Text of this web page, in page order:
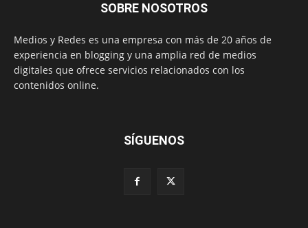
SOBRE NOSOTROS
Medios y Redes es una empresa con más de 20 años de
experiencia en blogging y una amplia red de medios
digitales que ofrece servicios relacionados con los
contenidos online.
SÍGUENOS